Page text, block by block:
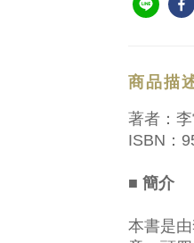
商品描
著者：
ISBN：
■ 簡介
本書是